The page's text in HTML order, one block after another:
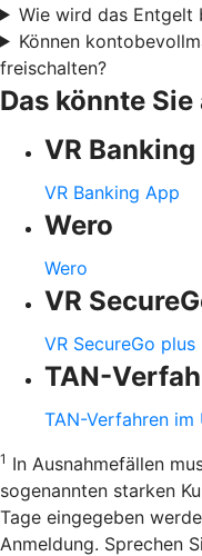
Wie wird das Entgelt
Können
freischalten?
Das könnte
VR
VR Banking App
Wero
Wero
VR
VR SecureGo plus
TAN-
TAN-Verfahren im
1 In Ausnahmefällen
sogenannten starken
Tage eingegeben
Anmeldung. Sprechen